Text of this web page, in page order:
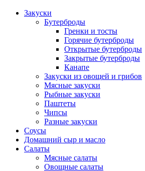
Закуски
Бутерброды
Гренки и тосты
Горячие бутерброды
Открытые бутерброды
Закрытые бутерброды
Канапе
Закуски из овощей и грибов
Мясные закуски
Рыбные закуски
Паштеты
Чипсы
Разные закуски
Соусы
Домашний сыр и масло
Салаты
Мясные салаты
Овощные салаты